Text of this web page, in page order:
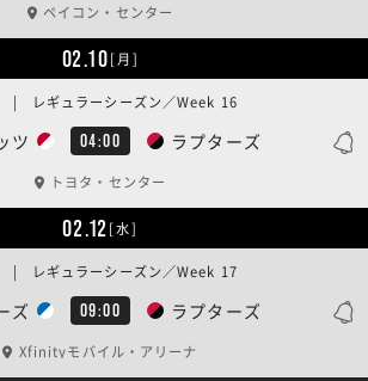
ペイコン・センター
02.10[月]
ツ 04:00 ラプターズ
レギュラーシーズン／Week 16
トヨタ・センター
02.12[水]
ズ 09:00 ラプターズ
レギュラーシーズン／Week 17
Xfinityモバイル・アリーナ